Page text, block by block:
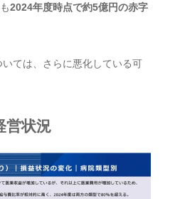
2024年度時点で約5億円の赤字
ては、さらに悪化している可
営状況